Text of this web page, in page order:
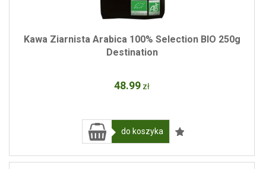
Kawa Ziarnista Arabica 100% Selection BIO 250g
Destination
48.99 zł
do koszyka